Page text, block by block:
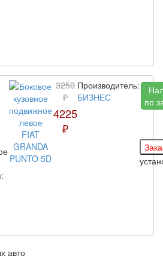
3250
₽
4225
₽
Производитель:
БИЗНЕС
по